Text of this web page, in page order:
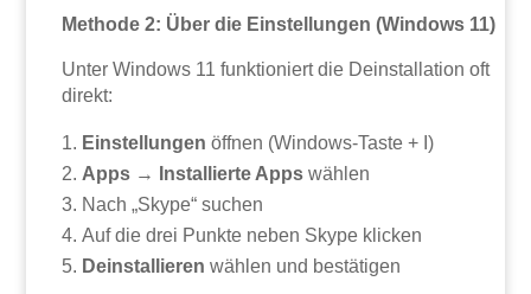
Methode 2: Über die Einstellungen (Windows 11)
Unter Windows 11 funktioniert die Deinstallation oft
direkt:
Einstellungen öffnen (Windows-Taste + I)
Apps → Installierte Apps wählen
Nach „Skype“ suchen
Auf die drei Punkte neben Skype klicken
Deinstallieren wählen und bestätigen